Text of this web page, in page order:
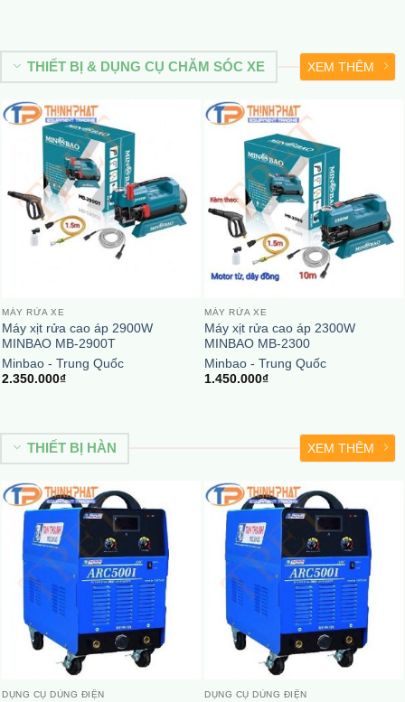
THIẾT BỊ & DỤNG CỤ CHĂM SÓC XE XEM THÊM
MÁY RỬA XE
Máy xịt rửa cao áp 2900W
MINBAO MB-2900T
Minbao - Trung Quốc
2.350.000₫
MÁY RỬA XE
Máy xịt rửa cao áp 2300W
MINBAO MB-2300
Minbao - Trung Quốc
1.450.000₫
THIẾT BỊ HÀN XEM THÊM
DỤNG CỤ DÙNG ĐIỆN DỤNG CỤ DÙNG ĐIỆN